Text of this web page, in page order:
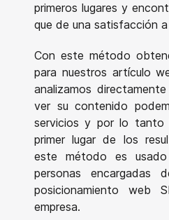
primeros lugares y
que de una satisfacción
Con este método
para nuestros artículo
analizamos
ver su contenido
servicios y por lo tanto
primer lugar de los
este método es
personas encargadas
posicionamiento web
empresa.